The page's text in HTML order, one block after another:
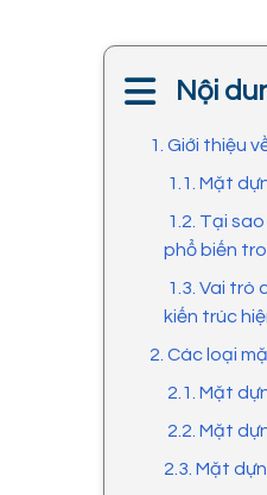
Nội
1. Giới thiệu
1.1. Mặt
1.2. Tại
phổ biến
1.3. Vai trò
kiến trúc
2. Các loại
2.1. Mặt
2.2. Mặt
2.3. Mặt